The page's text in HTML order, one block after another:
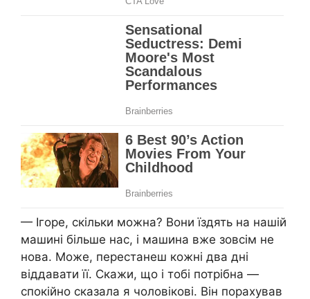
— Ігоре, скільки можна? Вони їздять на нашій
машині більше нас, і машина вже зовсім не
нова. Може, перестанеш кожні два дні
віддавати її. Скажи, що і тобі потрібна —
спокійно сказала я чоловікові. Він порахував